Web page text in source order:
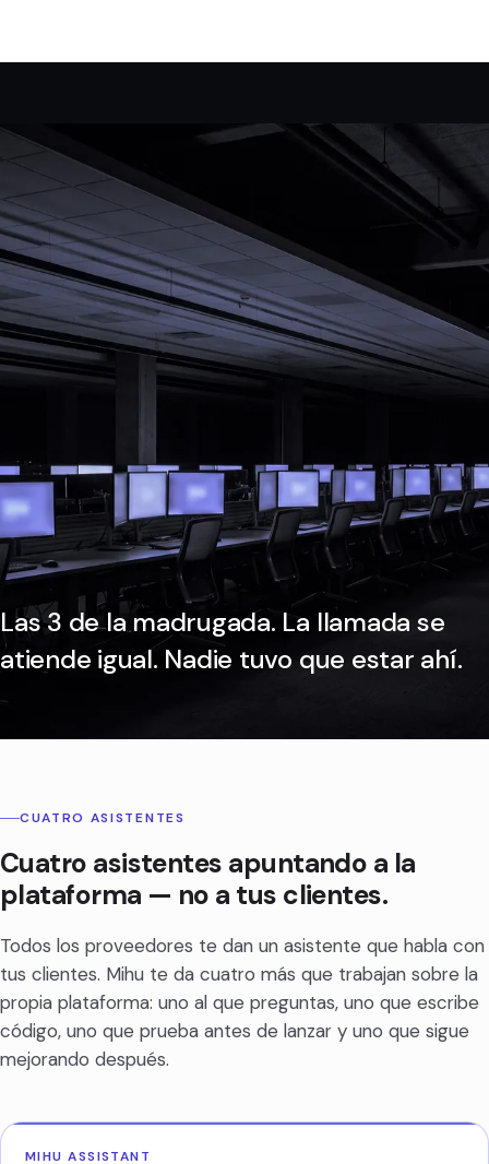
Las 3 de la madrugada. La llamada se
atiende igual. Nadie tuvo que estar ahí.
CUATRO ASISTENTES
Cuatro asistentes apuntando a la
plataforma — no a tus clientes.
Todos los proveedores te dan un asistente que habla con
tus clientes. Mihu te da cuatro más que trabajan sobre la
propia plataforma: uno al que preguntas, uno que escribe
código, uno que prueba antes de lanzar y uno que sigue
mejorando después.
MIHU ASSISTANT